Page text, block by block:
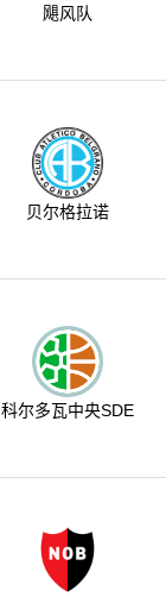
飓风队
贝尔格拉诺
科尔多瓦中央SDE